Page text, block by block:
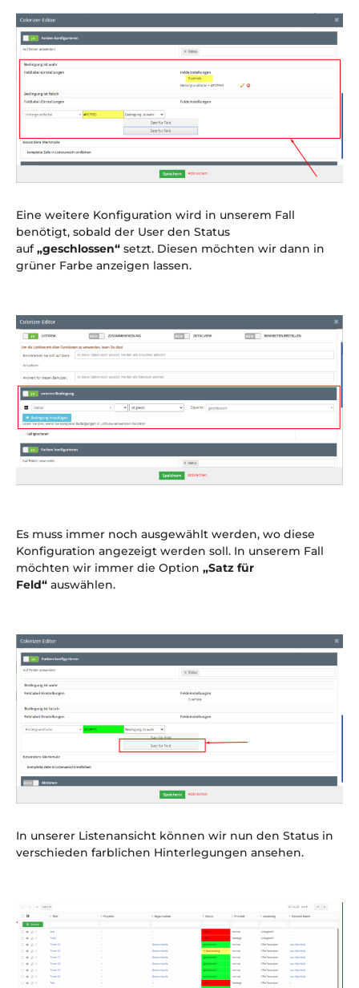
Eine weitere Konfiguration wird in unserem Fall
benötigt, sobald der User den Status
auf„geschlossen“ setzt. Diesen möchten wir dann in
grüner Farbe anzeigen lassen.
Es muss immer noch ausgewählt werden, wo diese
Konfiguration angezeigt werden soll. In unserem Fall
möchten wir immer die Option „Satz für
Feld“ auswählen.
In unserer Listenansicht können wir nun den Status in
verschieden farblichen Hinterlegungen ansehen.